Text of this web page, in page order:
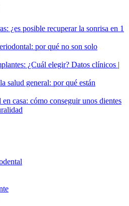
¿es posible recuperar la sonrisa en 1
por qué no son solo
¿Cuál elegir? Datos clínicos |
salud general: por qué están
casa: cómo conseguir unos dientes